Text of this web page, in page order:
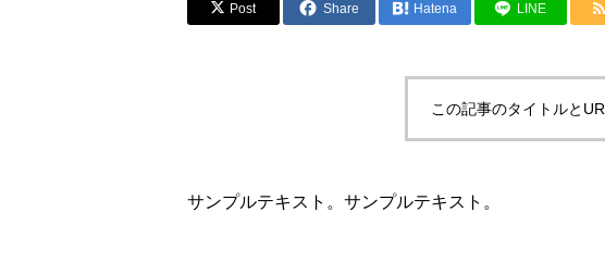
Post Share Hatena LINE
この記事のタイトルと
サンプルテキスト。サンプルテキスト。